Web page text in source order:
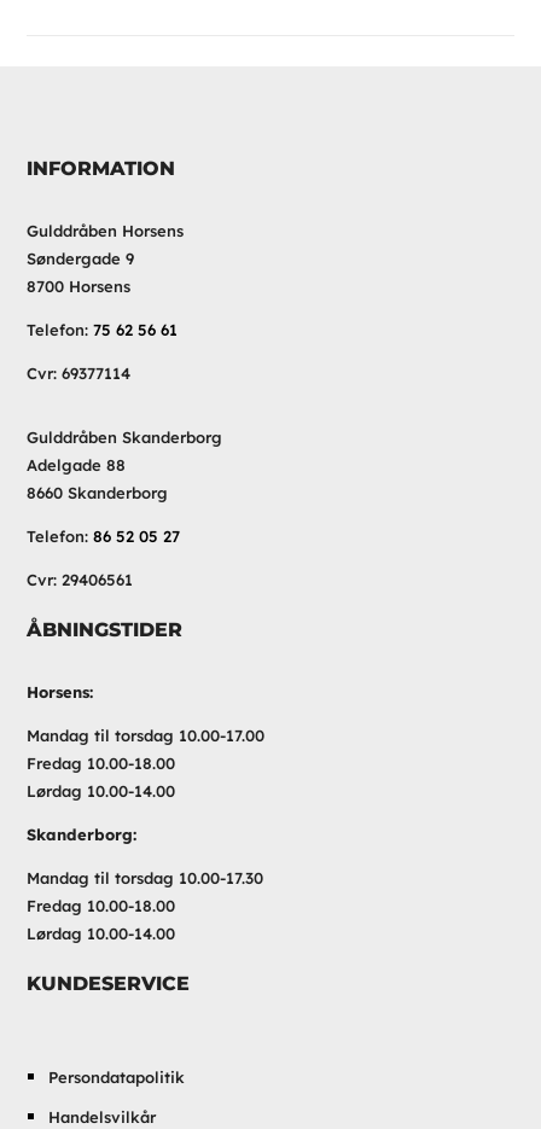
INFORMATION
Gulddråben Horsens
Søndergade 9
8700 Horsens
Telefon:75 62 56 61
Cvr: 69377114
Gulddråben Skanderborg
Adelgade 88
8660 Skanderborg
Telefon:86 52 05 27
Cvr: 29406561
ÅBNINGSTIDER
Horsens:
Mandag til torsdag 10.00-17.00
Fredag 10.00-18.00
Lørdag 10.00-14.00
Skanderborg:
Mandag til torsdag 10.00-17.30
Fredag 10.00-18.00
Lørdag 10.00-14.00
KUNDESERVICE
Persondatapolitik
Handelsvilkår